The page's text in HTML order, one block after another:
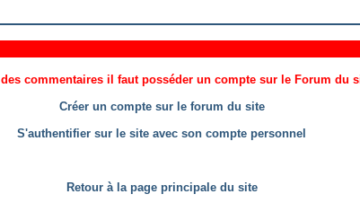
commentaires il faut posséder un compte sur le Forum du
Créer un compte sur le forum du site
S'authentifier sur le site avec son compte personnel
Retour à la page principale du site